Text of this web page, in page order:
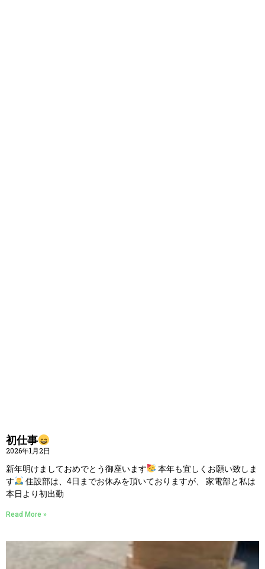
初仕事
2026年1月2日
新年明けましておめでとう御座います
本年も宜しくお願い致しま
す
住設部は、4日までお休みを頂いておりますが、 家電部と私は
本日より初出勤
Read More »